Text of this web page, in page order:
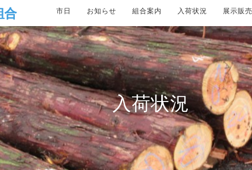
市日 お知らせ 組合案内 入荷状況 展示販売
入荷状況